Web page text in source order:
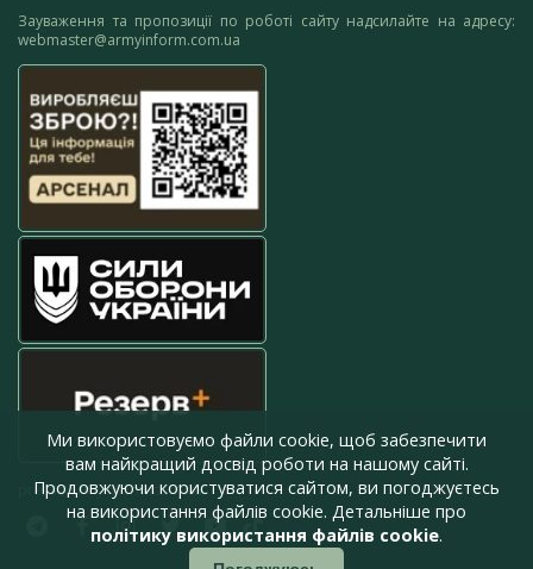
Зауваження та пропозиції по роботі сайту надсилайте на адресу:
webmaster@armyinform.com.ua
press@armyinform.com.ua
Ми використовуємо файли cookie, щоб забезпечити
вам найкращий досвід роботи на нашому сайті.
Продовжуючи користуватися сайтом, ви погоджуєтесь
на використання файлів cookie. Детальніше про
політику використання файлів cookie.